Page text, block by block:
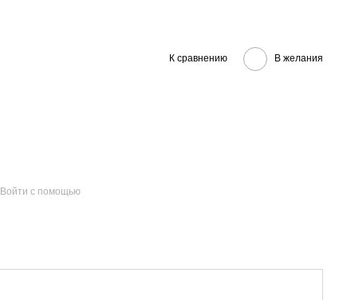
К сравнению В желания
Войти с помощью